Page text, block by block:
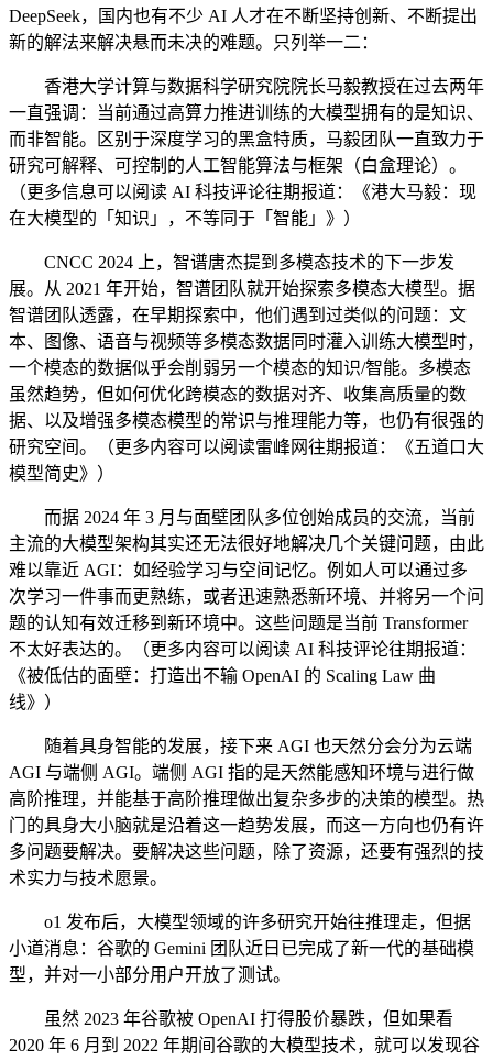
DeepSeek，国内也有不少 AI 人才在不断坚持创新、不断提出
新的解法来解决悬而未决的难题。只列举一二：
香港大学计算与数据科学研究院院长马毅教授在过去两年
一直强调：当前通过高算力推进训练的大模型拥有的是知识、
而非智能。区别于深度学习的黑盒特质，马毅团队一直致力于
研究可解释、可控制的人工智能算法与框架（白盒理论）。
（更多信息可以阅读 AI 科技评论往期报道：《港大马毅：现
在大模型的「知识」，不等同于「智能」》）
CNCC 2024 上，智谱唐杰提到多模态技术的下一步发
展。从 2021 年开始，智谱团队就开始探索多模态大模型。据
智谱团队透露，在早期探索中，他们遇到过类似的问题：文
本、图像、语音与视频等多模态数据同时灌入训练大模型时，
一个模态的数据似乎会削弱另一个模态的知识/智能。多模态
虽然趋势，但如何优化跨模态的数据对齐、收集高质量的数
据、以及增强多模态模型的常识与推理能力等，也仍有很强的
研究空间。（更多内容可以阅读雷峰网往期报道：《五道口大
模型简史》）
而据 2024 年 3 月与面壁团队多位创始成员的交流，当前
主流的大模型架构其实还无法很好地解决几个关键问题，由此
难以靠近 AGI：如经验学习与空间记忆。例如人可以通过多
次学习一件事而更熟练，或者迅速熟悉新环境、并将另一个问
题的认知有效迁移到新环境中。这些问题是当前 Transformer
不太好表达的。（更多内容可以阅读 AI 科技评论往期报道：
《被低估的面壁：打造出不输 OpenAI 的 Scaling Law 曲
线》）
随着具身智能的发展，接下来 AGI 也天然分会分为云端
AGI 与端侧 AGI。端侧 AGI 指的是天然能感知环境与进行做
高阶推理，并能基于高阶推理做出复杂多步的决策的模型。热
门的具身大小脑就是沿着这一趋势发展，而这一方向也仍有许
多问题要解决。要解决这些问题，除了资源，还要有强烈的技
术实力与技术愿景。
o1 发布后，大模型领域的许多研究开始往推理走，但据
小道消息：谷歌的 Gemini 团队近日已完成了新一代的基础模
型，并对一小部分用户开放了测试。
虽然 2023 年谷歌被 OpenAI 打得股价暴跌，但如果看
2020 年 6 月到 2022 年期间谷歌的大模型技术，就可以发现谷